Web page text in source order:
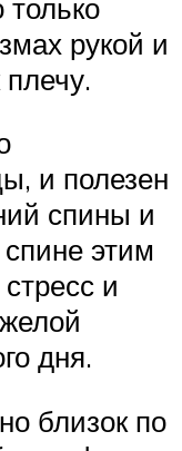
рукой и
и полезен
спины и
этим
и
дня.
близок по